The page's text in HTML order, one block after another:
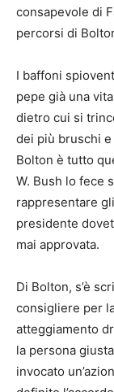
consapevole di
percorsi di
I baffoni
pepe già una
dietro cui si
dei più bruschi
Bolton è tutto
W. Bush lo fece
rappresentare
presidente
mai approvata.
Di Bolton, s’è
consigliere per
atteggiamento
la persona
invocato